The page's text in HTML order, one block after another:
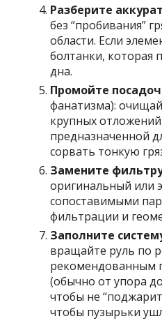
Разберите
без “пробивания”
области. Если
болтанки, которая
дна.
Промойте
фанатизма):
крупных
предназначенной
сорвать тонкую
Замените
оригинальный или
сопоставимыми
фильтрации и
Заполните
вращайте руль по
рекомендованным
(обычно от упора
чтобы не
чтобы пузырьки